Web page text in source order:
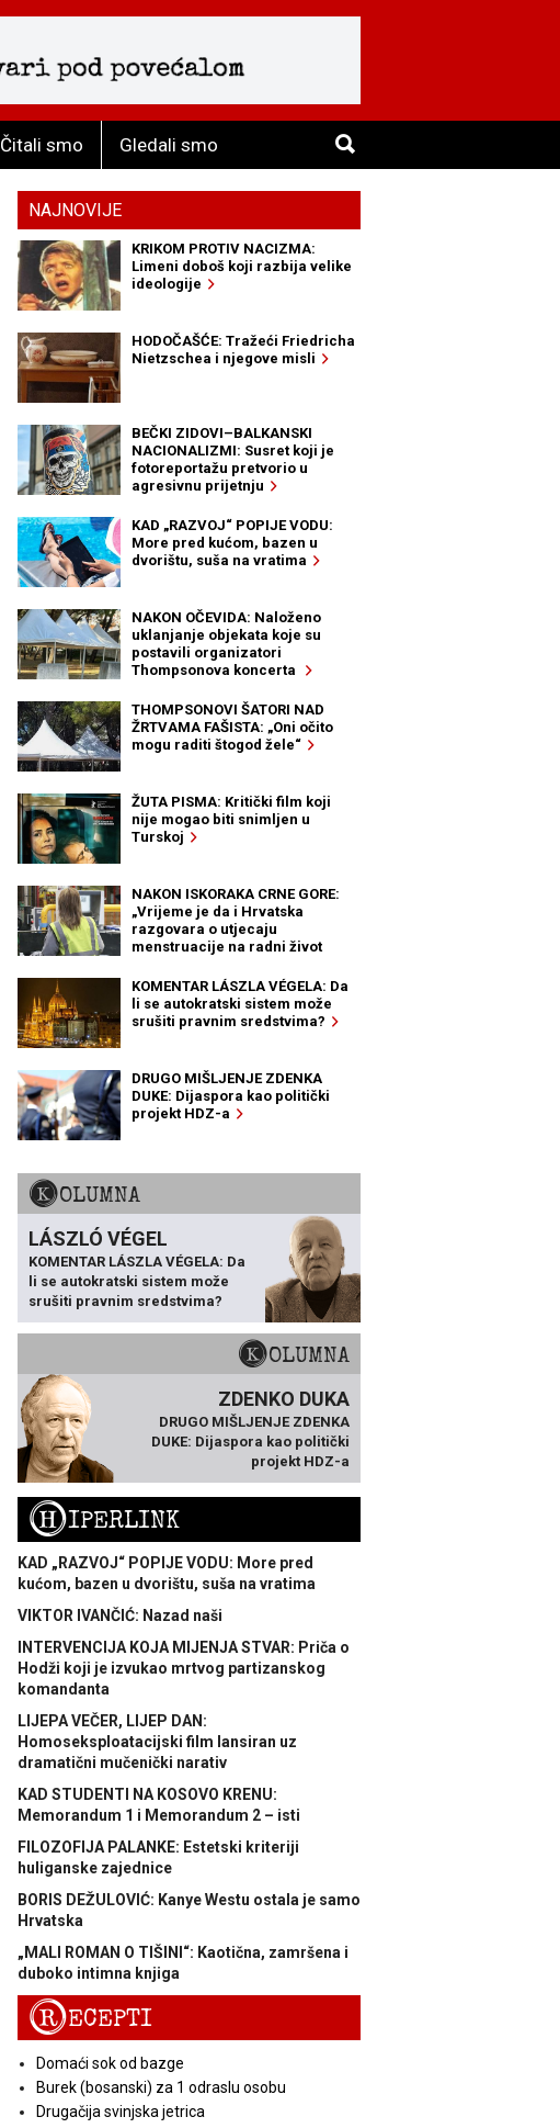
Čitali smo Gledali smo
NAJNOVIJE
KRIKOM PROTIV NACIZMA:
Limeni doboš koji razbija velike
ideologije
HODOČAŠĆE: Tražeći Friedricha
Nietzschea i njegove misli
BEČKI ZIDOVI–BALKANSKI
NACIONALIZMI: Susret koji je
fotoreportažu pretvorio u
agresivnu prijetnju
KAD „RAZVOJ“ POPIJE VODU:
More pred kućom, bazen u
dvorištu, suša na vratima
NAKON OČEVIDA: Naloženo
uklanjanje objekata koje su
postavili organizatori
Thompsonova koncerta
THOMPSONOVI ŠATORI NAD
ŽRTVAMA FAŠISTA: „Oni očito
mogu raditi štogod žele“
ŽUTA PISMA: Kritički film koji
nije mogao biti snimljen u
Turskoj
NAKON ISKORAKA CRNE GORE:
„Vrijeme je da i Hrvatska
razgovara o utjecaju
menstruacije na radni život
KOMENTAR LÁSZLA VÉGELA: Da
li se autokratski sistem može
srušiti pravnim sredstvima?
DRUGO MIŠLJENJE ZDENKA
DUKE: Dijaspora kao politički
projekt HDZ-a
KOLUMNA
LÁSZLÓ VÉGEL
KOMENTAR LÁSZLA VÉGELA: Da
li se autokratski sistem može
srušiti pravnim sredstvima?
KOLUMNA
ZDENKO DUKA
DRUGO MIŠLJENJE ZDENKA
DUKE: Dijaspora kao politički
projekt HDZ-a
HIPERLINK
KAD „RAZVOJ“ POPIJE VODU: More pred
kućom, bazen u dvorištu, suša na vratima
VIKTOR IVANČIĆ: Nazad naši
INTERVENCIJA KOJA MIJENJA STVAR: Priča o
Hodži koji je izvukao mrtvog partizanskog
komandanta
LIJEPA VEČER, LIJEP DAN:
Homoseksploatacijski film lansiran uz
dramatični mučenički narativ
KAD STUDENTI NA KOSOVO KRENU:
Memorandum 1 i Memorandum 2 – isti
FILOZOFIJA PALANKE: Estetski kriteriji
huliganske zajednice
BORIS DEŽULOVIĆ: Kanye Westu ostala je samo
Hrvatska
„MALI ROMAN O TIŠINI“: Kaotična, zamršena i
duboko intimna knjiga
RECEPTI
Domaći sok od bazge
Burek (bosanski) za 1 odraslu osobu
Drugačija svinjska jetrica